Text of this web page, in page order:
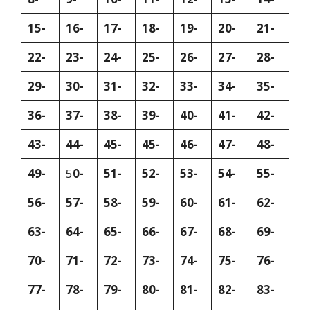
15-
16- 17- 18- 19- 20-
21-
22-
23- 24- 25- 26- 27-
28-
29-
30- 31- 32- 33- 34-
35-
36-
37- 38- 39- 40- 41-
42-
43-
44- 45- 45- 46- 47-
48-
49-
50- 51- 52- 53- 54-
55-
56-
57- 58- 59- 60- 61-
62-
63-
64- 65- 66- 67- 68-
69-
70-
71- 72- 73- 74- 75-
76-
77-
78- 79- 80- 81- 82- 83-